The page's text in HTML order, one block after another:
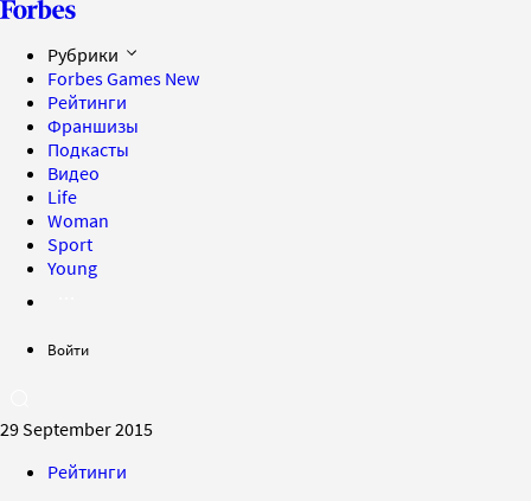
Рубрики
Forbes Games New
Рейтинги
Франшизы
Подкасты
Видео
Life
Woman
Sport
Young
Войти
29 September 2015
Рейтинги